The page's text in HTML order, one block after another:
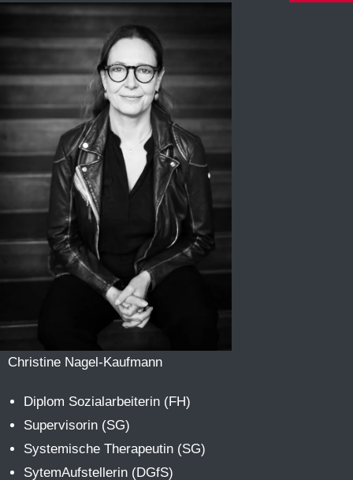
Christine Nagel-Kaufmann
Diplom Sozialarbeiterin (FH)
Supervisorin (SG)
Systemische Therapeutin (SG)
SytemAufstellerin (DGfS)